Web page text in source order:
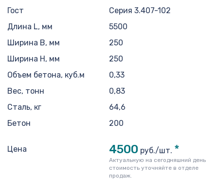
Гост
Серия 3.407-102
Длина L, мм
5500
Ширина B, мм
250
Ширина H, мм
250
Объем бетона, куб.м
0,33
Вес, тонн
0,83
Сталь, кг
64,6
Бетон
200
Цена 4500 руб./шт. *
Актуальную на сегодняшний день
стоимость уточняйте в отделе
продаж.